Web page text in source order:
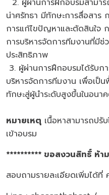
2. ผู้ผ่านการฝึกอบรมสามา
น่าศรัทธา มีทักษะการสื่อสาร
การแก้ไขปัญหาและตัดสินใจ
การบริหารจัดการทีมงานที่มี
ประสิทธิภาพ
3. ผู้ผ่านการฝึกอบรมได้รับก
บริหารจัดการทีมงาน เพื่อเป็
ทักษะสู่ผู้นำระดับสูงขึ้นในอนา
หมายเหตุ เนื้อหาสามารถปรั
เข้าอบรม
********** ขอสงวนสิทธิ์ ห้
สอบถามรายละเอียดเพิ่มได้